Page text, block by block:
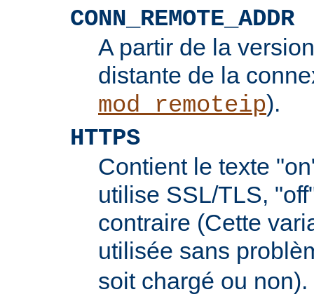
CONN_REMOTE_ADDR
A partir de la
distante de la
mod_remoteip).
HTTPS
Contient le texte
utilise SSL/TLS,
contraire (Cette
utilisée sans
soit chargé ou non).